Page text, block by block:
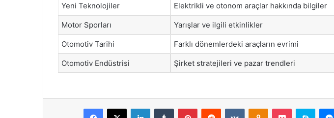
Yeni Teknolojiler Elektrikli ve otonom araçlar hakkında bilgiler
Motor Sporları Yarışlar ve ilgili etkinlikler
Otomotiv Tarihi Farklı dönemlerdeki araçların evrimi
Otomotiv Endüstrisi Şirket stratejileri ve pazar trendleri
Facebook
X LinkedInTumblr PinterestReddit VKontakteOdnoklassniki
Pocket Skype